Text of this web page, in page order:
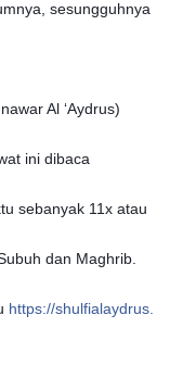
sesungguhnya
Al ‘Aydrus)
ini dibaca
sebanyak 11x atau
dan Maghrib.
https://shulfialaydrus.